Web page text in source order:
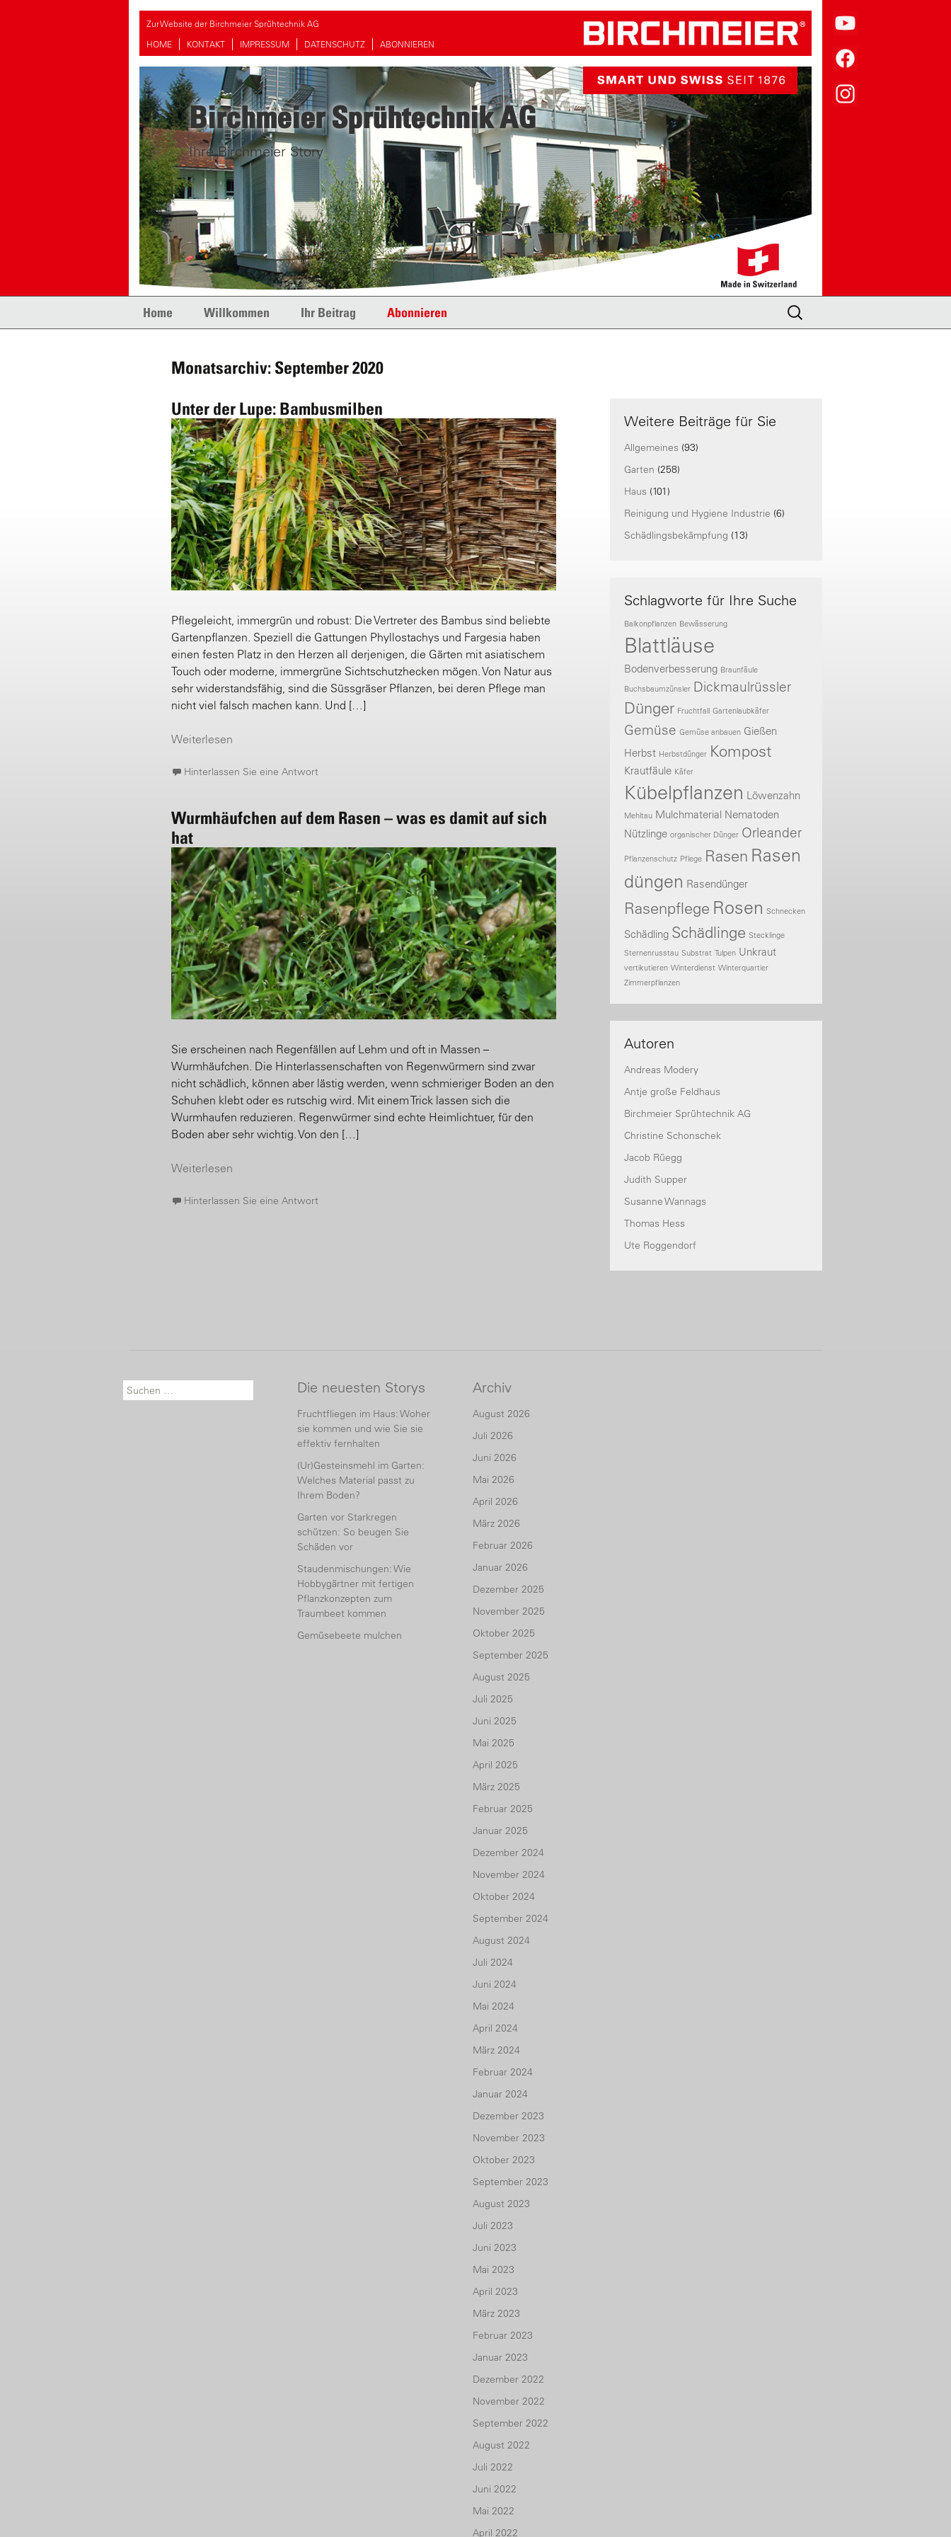
Birchmeier Sprühtechnik AG
Ihre Birchmeier Story
HOME KONTAKT IMPRESSUM DATENSCHUTZ ABONNIEREN
Zur Website der Birchmeier Sprühtechnik AG
Skip to content
Home Willkommen Ihr Beitrag Abonnieren
Suche
nach:
Monatsarchiv: September 2020
Unter der Lupe: Bambusmilben
Pflegeleicht, immergrün und robust: Die Vertreter des Bambus sind beliebte
Gartenpflanzen. Speziell die Gattungen Phyllostachys und Fargesia haben
einen festen Platz in den Herzen all derjenigen, die Gärten mit asiatischem
Touch oder moderne, immergrüne Sichtschutzhecken mögen. Von Natur aus
sehr widerstandsfähig, sind die Süssgräser Pflanzen, bei deren Pflege man
nicht viel falsch machen kann. Und […]
Weiterlesen
Hinterlassen Sie eine Antwort
Wurmhäufchen auf dem Rasen – was es damit auf sich
hat
Sie erscheinen nach Regenfällen auf Lehm und oft in Massen –
Wurmhäufchen. Die Hinterlassenschaften von Regenwürmern sind zwar
nicht schädlich, können aber lästig werden, wenn schmieriger Boden an den
Schuhen klebt oder es rutschig wird. Mit einem Trick lassen sich die
Wurmhaufen reduzieren. Regenwürmer sind echte Heimlichtuer, für den
Boden aber sehr wichtig. Von den […]
Weiterlesen
Hinterlassen Sie eine Antwort
Weitere Beiträge für Sie
Allgemeines (93)
Garten (258)
Haus (101)
Reinigung und Hygiene Industrie (6)
Schädlingsbekämpfung (13)
Schlagworte für Ihre Suche
Balkonpflanzen Bewässerung
Blattläuse
Bodenverbesserung Braunfäule
Buchsbaumzünsler Dickmaulrüssler
Dünger Fruchtfall Gartenlaubkäfer
Gemüse Gemüse anbauen Gießen
Herbst Herbstdünger Kompost
Krautfäule Käfer
Kübelpflanzen Löwenzahn
Mehltau Mulchmaterial Nematoden
Nützlinge organischer Dünger Orleander
Pflanzenschutz Pflege Rasen Rasen
düngen Rasendünger
Rasenpflege Rosen Schnecken
Schädling Schädlinge Stecklinge
Sternenrusstau Substrat Tulpen Unkraut
vertikutieren Winterdienst Winterquartier
Zimmerpflanzen
Autoren
Andreas Modery
Antje große Feldhaus
Birchmeier Sprühtechnik AG
Christine Schonschek
Jacob Rüegg
Judith Supper
Susanne Wannags
Thomas Hess
Ute Roggendorf
Suche nach: Die neuesten Storys
Fruchtfliegen im Haus: Woher
sie kommen und wie Sie sie
effektiv fernhalten
(Ur)Gesteinsmehl im Garten:
Welches Material passt zu
Ihrem Boden?
Garten vor Starkregen
schützen: So beugen Sie
Schäden vor
Staudenmischungen: Wie
Hobbygärtner mit fertigen
Pflanzkonzepten zum
Traumbeet kommen
Gemüsebeete mulchen
Archiv
August 2026
Juli 2026
Juni 2026
Mai 2026
April 2026
März 2026
Februar 2026
Januar 2026
Dezember 2025
November 2025
Oktober 2025
September 2025
August 2025
Juli 2025
Juni 2025
Mai 2025
April 2025
März 2025
Februar 2025
Januar 2025
Dezember 2024
November 2024
Oktober 2024
September 2024
August 2024
Juli 2024
Juni 2024
Mai 2024
April 2024
März 2024
Februar 2024
Januar 2024
Dezember 2023
November 2023
Oktober 2023
September 2023
August 2023
Juli 2023
Juni 2023
Mai 2023
April 2023
März 2023
Februar 2023
Januar 2023
Dezember 2022
November 2022
September 2022
August 2022
Juli 2022
Juni 2022
Mai 2022
April 2022